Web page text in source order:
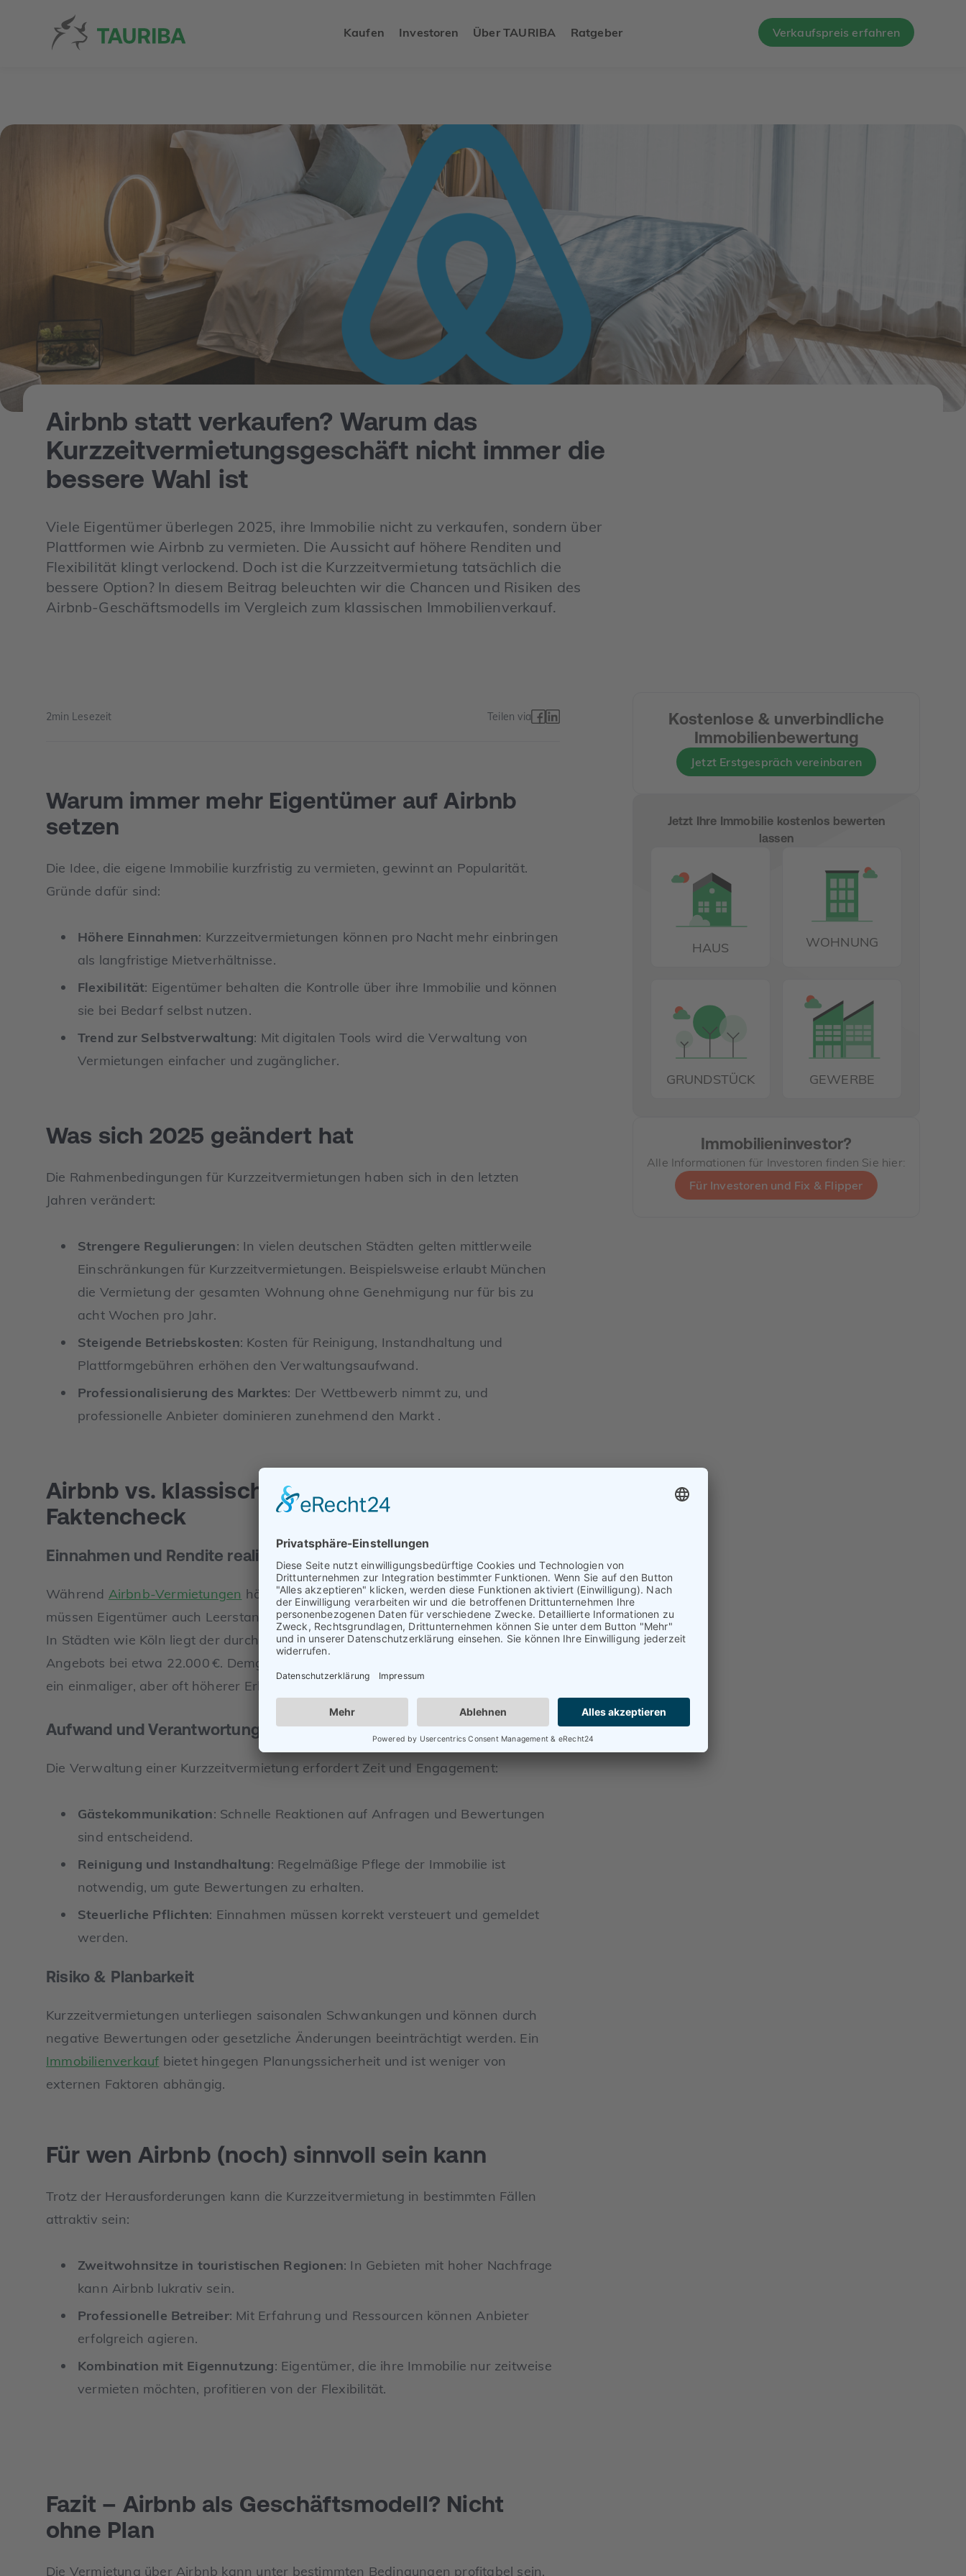
Kaufen Investoren Über TAURIBA Ratgeber Verkaufspreis erfahren
Airbnb statt verkaufen? Warum das
Kurzzeitvermietungsgeschäft nicht immer die
bessere Wahl ist
Viele Eigentümer überlegen 2025, ihre Immobilie nicht zu verkaufen, sondern über
Plattformen wie Airbnb zu vermieten. Die Aussicht auf höhere Renditen und
Flexibilität klingt verlockend. Doch ist die Kurzzeitvermietung tatsächlich die
bessere Option? In diesem Beitrag beleuchten wir die Chancen und Risiken des
Airbnb-Geschäftsmodells im Vergleich zum klassischen Immobilienverkauf.
2min Lesezeit Teilen via
Warum immer mehr Eigentümer auf Airbnb
setzen
Die Idee, die eigene Immobilie kurzfristig zu vermieten, gewinnt an Popularität.
Gründe dafür sind:
Höhere Einnahmen: Kurzzeitvermietungen können pro Nacht mehr einbringen
als langfristige Mietverhältnisse.
Flexibilität: Eigentümer behalten die Kontrolle über ihre Immobilie und können
sie bei Bedarf selbst nutzen.
Trend zur Selbstverwaltung: Mit digitalen Tools wird die Verwaltung von
Vermietungen einfacher und zugänglicher.
Was sich 2025 geändert hat
Die Rahmenbedingungen für Kurzzeitvermietungen haben sich in den letzten
Jahren verändert:
Strengere Regulierungen: In vielen deutschen Städten gelten mittlerweile
Einschränkungen für Kurzzeitvermietungen. Beispielsweise erlaubt München
die Vermietung der gesamten Wohnung ohne Genehmigung nur für bis zu
acht Wochen pro Jahr.
Steigende Betriebskosten: Kosten für Reinigung, Instandhaltung und
Plattformgebühren erhöhen den Verwaltungsaufwand.
Professionalisierung des Marktes: Der Wettbewerb nimmt zu, und
professionelle Anbieter dominieren zunehmend den Markt .
Airbnb vs. klassischer Immobilienverkauf – der
Faktencheck
Einnahmen und Rendite realistisch vergleichen
Während Airbnb-Vermietungen höhere Einnahmen pro Nacht versprechen,
müssen Eigentümer auch Leerstandszeiten und zusätzliche Kosten berücksichtigen.
In Städten wie Köln liegt der durchschnittliche Jahresumsatz eines Airbnb-
Angebots bei etwa 22.000 €. Demgegenüber steht beim
ein einmaliger, aber oft höherer Erlös, der sofortige Liquidität schafft.
Aufwand und Verantwortung
Die Verwaltung einer Kurzzeitvermietung erfordert Zeit und Engagement:
Gästekommunikation: Schnelle Reaktionen auf Anfragen und Bewertungen
sind entscheidend.
Reinigung und Instandhaltung: Regelmäßige Pflege der Immobilie ist
notwendig, um gute Bewertungen zu erhalten.
Steuerliche Pflichten: Einnahmen müssen korrekt versteuert und gemeldet
werden.
Risiko & Planbarkeit
Kurzzeitvermietungen unterliegen saisonalen Schwankungen und können durch
negative Bewertungen oder gesetzliche Änderungen beeinträchtigt werden. Ein
Immobilienverkauf bietet hingegen Planungssicherheit und ist weniger von
externen Faktoren abhängig.
Für wen Airbnb (noch) sinnvoll sein kann
Trotz der Herausforderungen kann die Kurzzeitvermietung in bestimmten Fällen
attraktiv sein:
Zweitwohnsitze in touristischen Regionen: In Gebieten mit hoher Nachfrage
kann Airbnb lukrativ sein.
Professionelle Betreiber: Mit Erfahrung und Ressourcen können Anbieter
erfolgreich agieren.
Kombination mit Eigennutzung: Eigentümer, die ihre Immobilie nur zeitweise
vermieten möchten, profitieren von der Flexibilität.
Fazit – Airbnb als Geschäftsmodell? Nicht
ohne Plan
Die Vermietung über Airbnb kann unter bestimmten Bedingungen profitabel sein,
Kostenlose & unverbindliche
Immobilienbewertung
Jetzt Erstgespräch vereinbaren
Jetzt Ihre Immobilie kostenlos bewerten
lassen
HAUS WOHNUNG
GRUNDSTÜCK GEWERBE
Immobilieninvestor?
Alle Informationen für Investoren finden Sie hier:
Für Investoren und Fix & Flipper